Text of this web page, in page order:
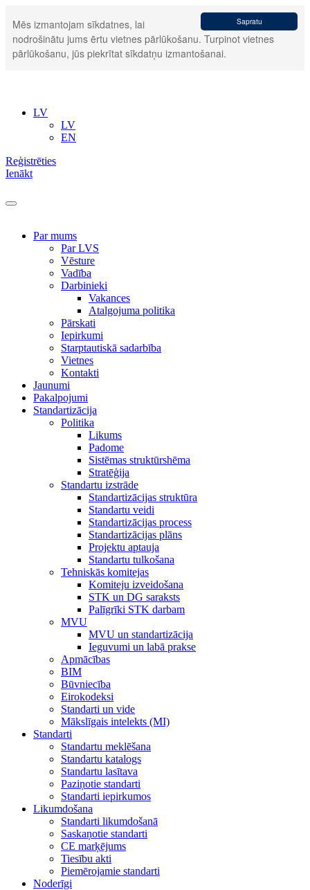
Sapratu
Mēs izmantojam sīkdatnes, lai
nodrošinātu jums ērtu vietnes pārlūkošanu. Turpinot vietnes
pārlūkošanu, jūs piekrītat sīkdatņu izmantošanai.
LV
LV
EN
Reģistrēties
Ienākt
Par mums
Par LVS
Vēsture
Vadība
Darbinieki
Vakances
Atalgojuma politika
Pārskati
Iepirkumi
Starptautiskā sadarbība
Vietnes
Kontakti
Jaunumi
Pakalpojumi
Standartizācija
Politika
Likums
Padome
Sistēmas struktūrshēma
Stratēģija
Standartu izstrāde
Standartizācijas struktūra
Standartu veidi
Standartizācijas process
Standartizācijas plāns
Projektu aptauja
Standartu tulkošana
Tehniskās komitejas
Komiteju izveidošana
STK un DG saraksts
Palīgrīki STK darbam
MVU
MVU un standartizācija
Ieguvumi un labā prakse
Apmācības
BIM
Būvniecība
Eirokodeksi
Standarti un vide
Mākslīgais intelekts (MI)
Standarti
Standartu meklēšana
Standartu katalogs
Standartu lasītava
Paziņotie standarti
Standarti iepirkumos
Likumdošana
Standarti likumdošanā
Saskaņotie standarti
CE marķējums
Tiesību akti
Piemērojamie standarti
Noderīgi